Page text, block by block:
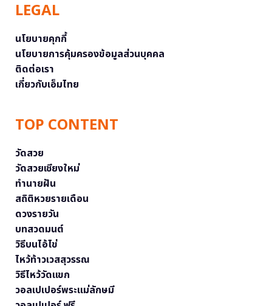
LEGAL
นโยบายคุกกี้
นโยบายการคุ้มครองข้อมูลส่วนบุคคล
ติดต่อเรา
เกี่ยวกับเอ็มไทย
TOP CONTENT
วัดสวย
วัดสวยเชียงใหม่
ทำนายฝัน
สถิติหวยรายเดือน
ดวงรายวัน
บทสวดมนต์
วิธีบนไอ้ไข่
ไหว้ท้าวเวสสุวรรณ
วิธีไหว้วัดแขก
วอลเปเปอร์พระแม่ลักษมี